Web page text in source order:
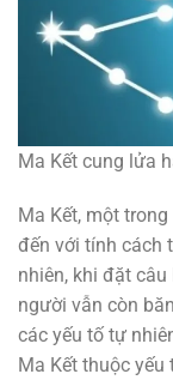
Ma Kết cung lửa
Ma Kết, một
đến với tính cách
nhiên, khi đặt câu
người vẫn còn
các yếu tố tự
Ma Kết thuộc